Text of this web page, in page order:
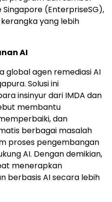
Singapore (EnterpriseSG),
kerangka yang lebih
AI
global agen remediasi AI
Solusi ini
insinyur dari IMDA dan
membantu
dan
berbagai masalah
proses pengembangan
AI. Dengan demikian,
menerapkan
berbasis AI secara lebih